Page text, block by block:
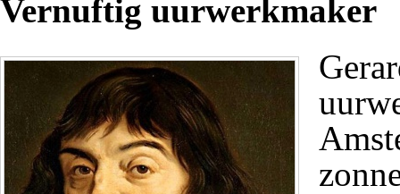
Vernuftig uurwerkmaker